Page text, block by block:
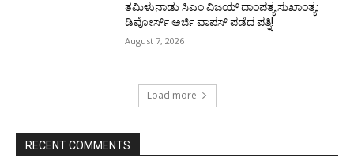
ತಮಿಳುನಾಡು ಸಿಎಂ ವಿಜಯ್‌ ದಾಂಪತ್ಯ ಸುಖಾಂತ್ಯ:
ಡಿವೋರ್ಸ್‌ ಅರ್ಜಿ ವಾಪಸ್‌ ಪಡೆದ ಪತ್ನಿ!
August 7, 2026
Load more
RECENT COMMENTS